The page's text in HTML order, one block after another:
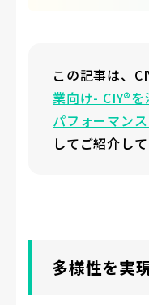
この記事は、
業向け- CIY®
パフォーマン
してご紹介して
多様性を実